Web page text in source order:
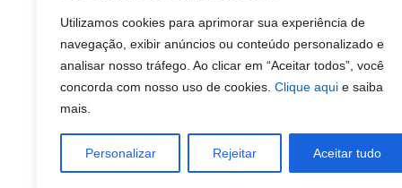
Utilizamos cookies para aprimorar sua experiência de
navegação, exibir anúncios ou conteúdo personalizado e
analisar nosso tráfego. Ao clicar em “Aceitar todos”, você
concorda com nosso uso de cookies. Clique aqui e saiba
mais.
Personalizar Rejeitar Aceitar tudo